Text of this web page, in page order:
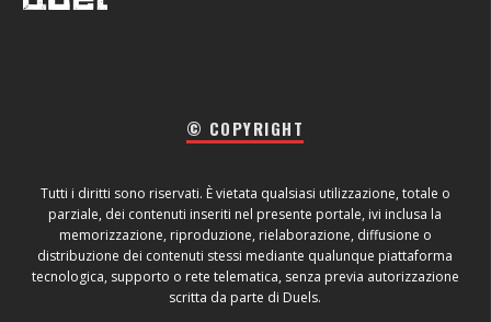
© COPYRIGHT
Tutti i diritti sono riservati. È vietata qualsiasi utilizzazione, totale o
parziale, dei contenuti inseriti nel presente portale, ivi inclusa la
memorizzazione, riproduzione, rielaborazione, diffusione o
distribuzione dei contenuti stessi mediante qualunque piattaforma
tecnologica, supporto o rete telematica, senza previa autorizzazione
scritta da parte di Duels.